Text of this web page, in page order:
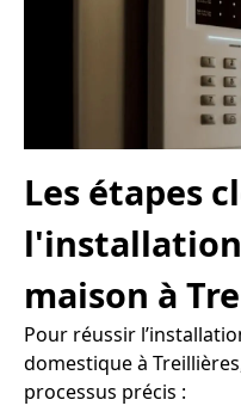
Les étapes
maison à
Pour réussir
domestique à
processus précis :